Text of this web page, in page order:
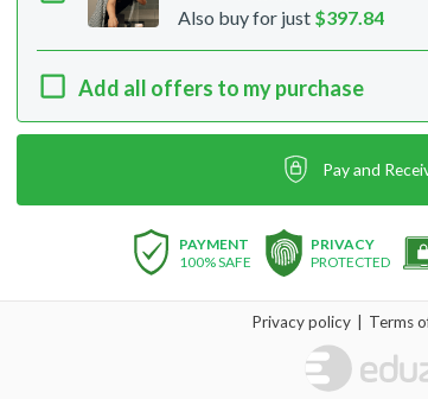
Also buy for just $397.84
Add all offers to my purchase
Pay and
PAYMENT
100% SAFE
PRIVACY
PROTECTED
Privacy policy Terms